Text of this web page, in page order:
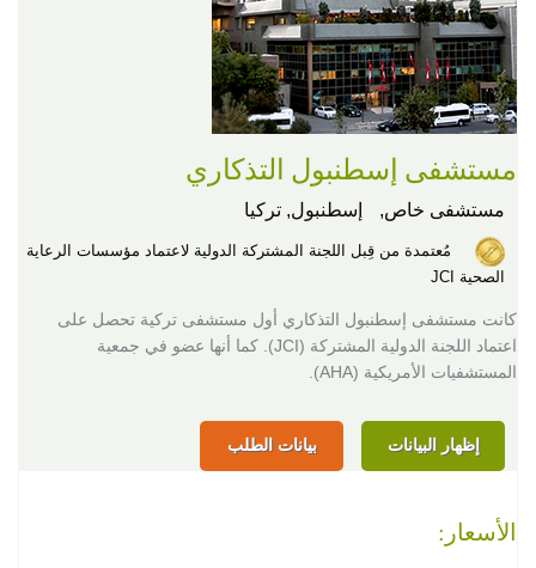
مستشفى إسطنبول التذكاري
مستشفى خاص, إسطنبول, تركيا
مُعتمدة من قِبل اللجنة المشتركة الدولية لاعتماد مؤسسات الرعاية
الصحية JCI
كانت مستشفى إسطنبول التذكاري أول مستشفى تركية تحصل على
اعتماد اللجنة الدولية المشتركة (JCI). كما أنها عضو في جمعية
المستشفيات الأمريكية (AHA).
إظهار البيانات بيانات الطلب
الأسعار: